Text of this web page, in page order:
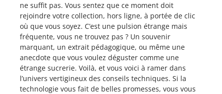
ne suffit pas. Vous sentez que ce moment doit
rejoindre votre collection, hors ligne, à portée de clic
où que vous soyez. C’est une pulsion étrange mais
fréquente, vous ne trouvez pas ? Un souvenir
marquant, un extrait pédagogique, ou même une
anecdote que vous voulez déguster comme une
étrange sucrerie. Voilà, et vous voici à ramer dans
l’univers vertigineux des conseils techniques. Si la
technologie vous fait de belles promesses, vous vous